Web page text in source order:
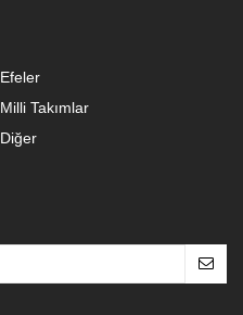
Efeler
Milli Takımlar
Diğer